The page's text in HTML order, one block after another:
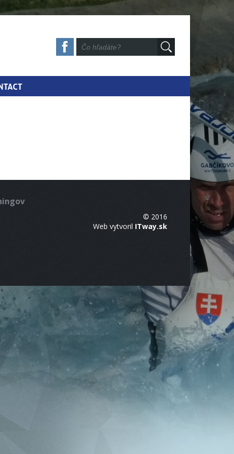
© 2016
Web vytvoril ITway.sk